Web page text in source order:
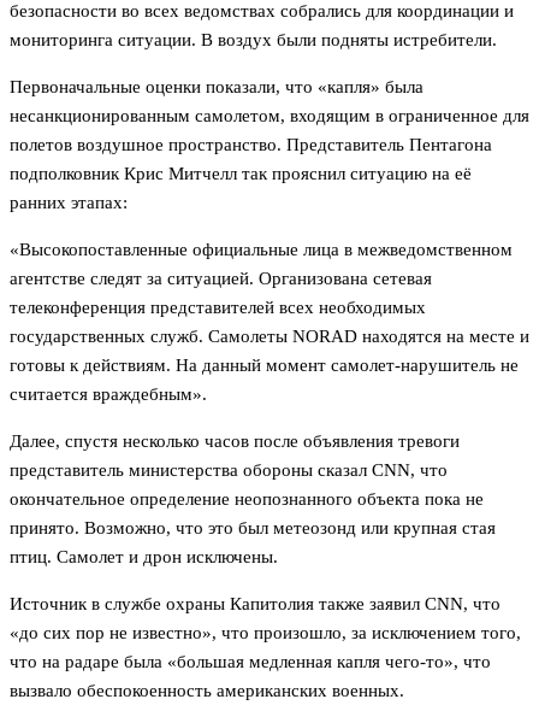
безопасности во всех ведомствах собрались для координации и
мониторинга ситуации. В воздух были подняты истребители.
Первоначальные оценки показали, что «капля» была
несанкционированным самолетом, входящим в ограниченное для
полетов воздушное пространство. Представитель Пентагона
подполковник Крис Митчелл так прояснил ситуацию на её
ранних этапах:
«Высокопоставленные официальные лица в межведомственном
агентстве следят за ситуацией. Организована сетевая
телеконференция представителей всех необходимых
государственных служб. Самолеты NORAD находятся на месте и
готовы к действиям. На данный момент самолет-нарушитель не
считается враждебным».
Далее, спустя несколько часов после объявления тревоги
представитель министерства обороны сказал CNN, что
окончательное определение неопознанного объекта пока не
принято. Возможно, что это был метеозонд или крупная стая
птиц. Самолет и дрон исключены.
Источник в службе охраны Капитолия также заявил CNN, что
«до сих пор не известно», что произошло, за исключением того,
что на радаре была «большая медленная капля чего-то», что
вызвало обеспокоенность американских военных.